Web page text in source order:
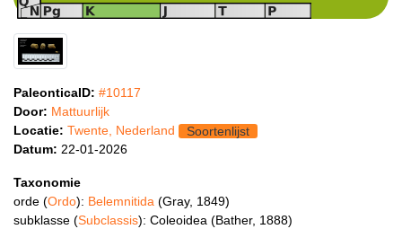
PaleonticaID: #10117
Door: Mattuurlijk
Locatie: Twente, Nederland
Soortenlijst
Datum: 22-01-2026
Taxonomie
orde (Ordo): Belemnitida (Gray, 1849)
subklasse (Subclassis): Coleoidea (Bather, 1888)